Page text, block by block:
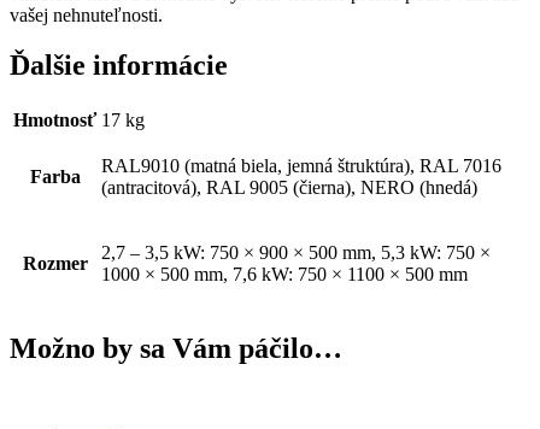
vašej nehnuteľnosti.
Ďalšie informácie
Hmotnosť 17 kg
Farba
RAL9010 (matná biela, jemná štruktúra), RAL 7016
(antracitová), RAL 9005 (čierna), NERO (hnedá)
Rozmer
2,7 – 3,5 kW: 750 × 900 × 500 mm, 5,3 kW: 750 ×
1000 × 500 mm, 7,6 kW: 750 × 1100 × 500 mm
Možno by sa Vám páčilo…